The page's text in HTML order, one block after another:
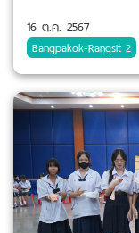
16 ต.ค. 2567
Bangpakok-Rangsit 2